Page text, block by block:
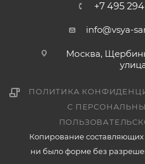
+7 495
info@vsya-
Москва,
ПОЛИТИКА
С
Копирование составляющих
ни было форме без